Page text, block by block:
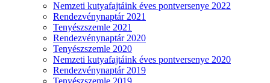
Nemzeti kutyafajtáink éves pontversenye 2022
Rendezvénynaptár 2021
Tenyészszemle 2021
Rendezvénynaptár 2020
Tenyészszemle 2020
Nemzeti kutyafajtáink éves pontversenye 2020
Rendezvénynaptár 2019
Tenyészszemle 2019